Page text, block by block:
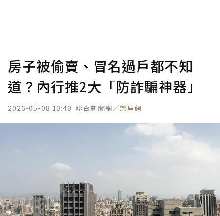
房子被偷賣、冒名過戶都不知
道？內行推2大「防詐騙神器」
2026-05-08 10:48 聯合新聞網／樂屋網